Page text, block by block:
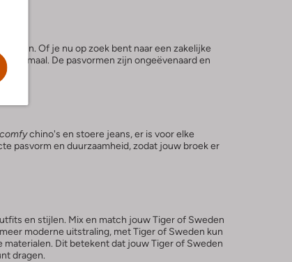
Of je nu op zoek bent naar een zakelijke
allemaal. De pasvormen zijn ongeëvenaard en
comfychino's en stoere jeans, er is voor elke
pasvorm en duurzaamheid, zodat jouw broek er
en stijlen. Mix en match jouw Tiger of Sweden
moderne uitstraling, met Tiger of Sweden kun
Dit betekent dat jouw Tiger of Sweden
dragen.